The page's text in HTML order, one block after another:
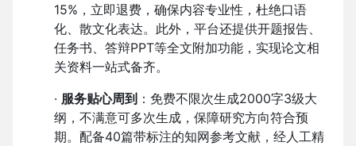
15%，立即退费，确保内容专业性，杜绝口语
化、散文化表达。此外，平台还提供开题报告、
任务书、答辩PPT等全文附加功能，实现论文相
关资料一站式备齐。
· 服务贴心周到 ：免费不限次生成2000字3级大
纲，不满意可多次生成，保障研究方向符合预
期。配备40篇带标注的知网参考文献，经人工精